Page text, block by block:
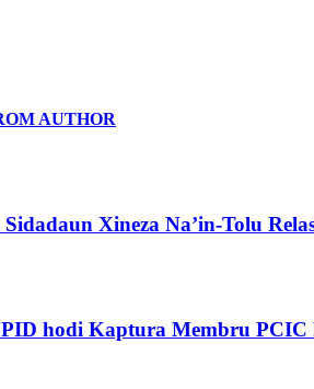
AUTHOR
Xineza Na’in-Tolu
hodi Kaptura Membru PCIC